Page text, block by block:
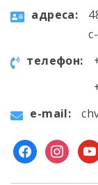
aдресa:
телефон:
e-mail:
facebook